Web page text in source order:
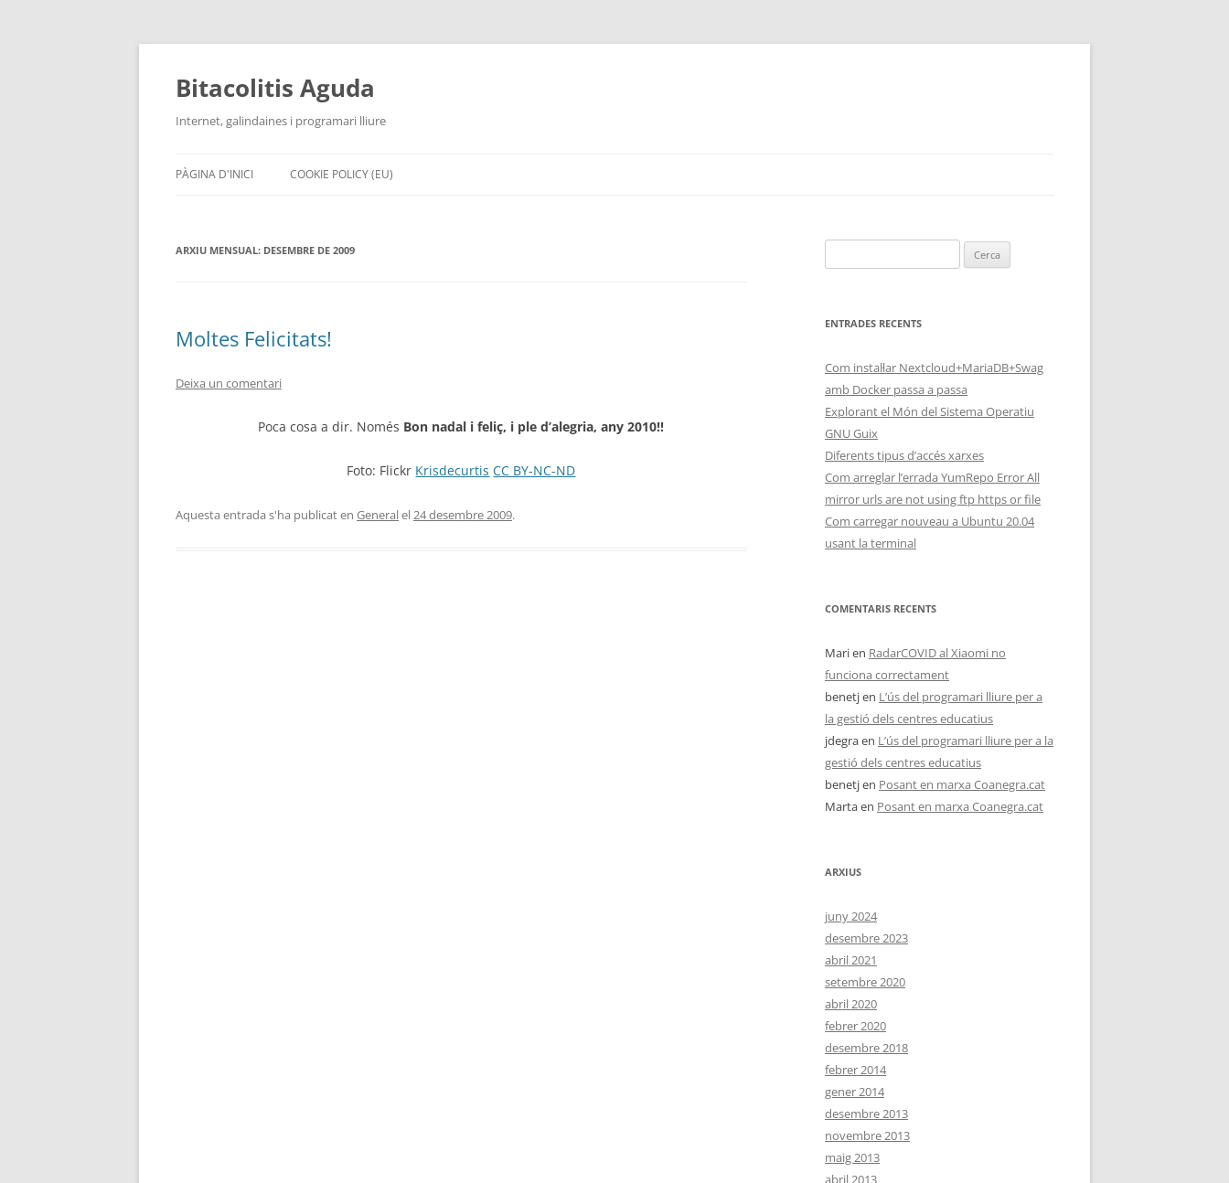
Vés
contingut
Bitacolitis Aguda
Internet, galindaines i programari lliure
PÀGINA D'INICI COOKIE POLICY (EU)
ARXIU MENSUAL: DESEMBRE DE 2009
Moltes Felicitats!
Deixa un comentari
Poca cosa a dir. Només Bon nadal i feliç, i ple d’alegria, any 2010!!
Foto: Flickr Krisdecurtis CC BY-NC-ND
Aquesta entrada s'ha publicat en Generalel24 desembre 2009.
ENTRADES RECENTS
Com instal·lar Nextcloud+MariaDB+Swag
amb Docker passa a passa
Explorant el Món del Sistema Operatiu
GNU Guix
Diferents tipus d’accés xarxes
Com arreglar l’errada YumRepo Error All
mirror urls are not using ftp https or file
Com carregar nouveau a Ubuntu 20.04
usant la terminal
COMENTARIS RECENTS
Marien RadarCOVID al Xiaomi no
funciona correctament
benetjen L’ús del programari lliure per a
la gestió dels centres educatius
jdegraen L’ús del programari lliure per a la
gestió dels centres educatius
benetjen Posant en marxa Coanegra.cat
Martaen Posant en marxa Coanegra.cat
ARXIUS
juny 2024
desembre 2023
abril 2021
setembre 2020
abril 2020
febrer 2020
desembre 2018
febrer 2014
gener 2014
desembre 2013
novembre 2013
maig 2013
abril 2013